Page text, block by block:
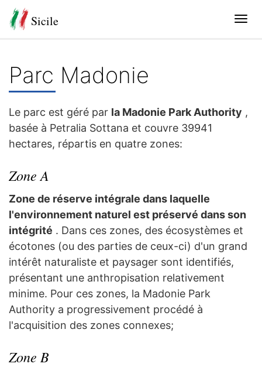
Sicile
Parc Madonie
Le parc est géré par la Madonie Park Authority ,
basée à Petralia Sottana et couvre 39941
hectares, répartis en quatre zones:
Zone A
Zone de réserve intégrale dans laquelle
l'environnement naturel est préservé dans son
intégrité . Dans ces zones, des écosystèmes et
écotones (ou des parties de ceux-ci) d'un grand
intérêt naturaliste et paysager sont identifiés,
présentant une anthropisation relativement
minime. Pour ces zones, la Madonie Park
Authority a progressivement procédé à
l'acquisition des zones connexes;
Zone B